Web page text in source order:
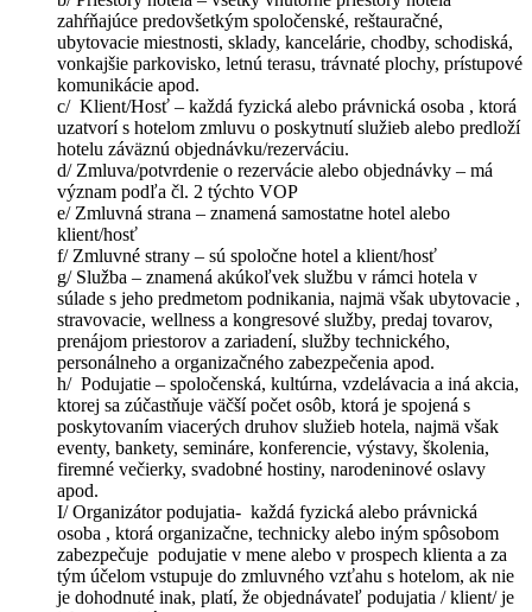
zahŕňajúce predovšetkým spoločenské, reštauračné,
ubytovacie miestnosti, sklady, kancelárie, chodby, schodiská,
vonkajšie parkovisko, letnú terasu, trávnaté plochy, prístupové
komunikácie apod.
c/ Klient/Hosť – každá fyzická alebo právnická osoba , ktorá
uzatvorí s hotelom zmluvu o poskytnutí služieb alebo predloží
hotelu záväznú objednávku/rezerváciu.
d/ Zmluva/potvrdenie o rezervácie alebo objednávky – má
význam podľa čl. 2 týchto VOP
e/ Zmluvná strana – znamená samostatne hotel alebo
klient/hosť
f/ Zmluvné strany – sú spoločne hotel a klient/hosť
g/ Služba – znamená akúkoľvek službu v rámci hotela v
súlade s jeho predmetom podnikania, najmä však ubytovacie ,
stravovacie, wellness a kongresové služby, predaj tovarov,
prenájom priestorov a zariadení, služby technického,
personálneho a organizačného zabezpečenia apod.
h/ Podujatie – spoločenská, kultúrna, vzdelávacia a iná akcia,
ktorej sa zúčastňuje väčší počet osôb, ktorá je spojená s
poskytovaním viacerých druhov služieb hotela, najmä však
eventy, bankety, semináre, konferencie, výstavy, školenia,
firemné večierky, svadobné hostiny, narodeninové oslavy
apod.
I/ Organizátor podujatia- každá fyzická alebo právnická
osoba , ktorá organizačne, technicky alebo iným spôsobom
zabezpečuje podujatie v mene alebo v prospech klienta a za
tým účelom vstupuje do zmluvného vzťahu s hotelom, ak nie
je dohodnuté inak, platí, že objednávateľ podujatia / klient/ je